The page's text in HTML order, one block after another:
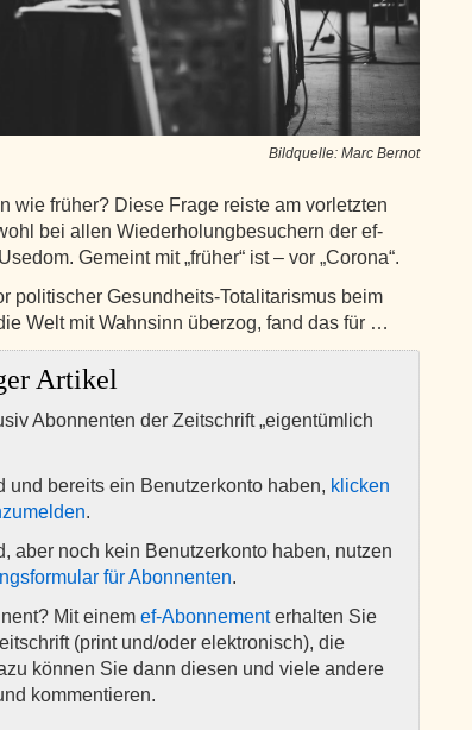
Bildquelle: Marc Bernot
wie früher? Diese Frage reiste am vorletzten
bei allen Wiederholungbesuchern der ef-
Gemeint mit „früher“ ist – vor „Corona“.
politischer Gesundheits-Totalitarismus beim
Welt mit Wahnsinn überzog, fand das für …
Artikel
Abonnenten der Zeitschrift „eigentümlich
und bereits ein Benutzerkonto haben, klicken
.
aber noch kein Benutzerkonto haben, nutzen
für Abonnenten.
Mit einem ef-Abonnementerhalten Sie
(print und/oder elektronisch), die
können Sie dann diesen und viele andere
kommentieren.